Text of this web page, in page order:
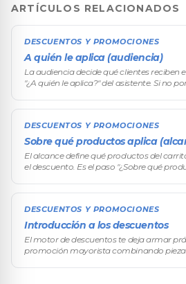
ARTÍCULOS RELACIONADOS
DESCUENTOS Y PROMOCIONES
A quién le aplica (audiencia)
La audiencia decide qué clientes reciben
"¿A quién le aplica?" del asistente. Si no
DESCUENTOS Y PROMOCIONES
Sobre qué productos aplica
El alcance define qué productos del
el descuento. Es el paso "¿Sobre qué
DESCUENTOS Y PROMOCIONES
Introducción a los descuentos
El motor de descuentos te deja armar
promoción mayorista combinando